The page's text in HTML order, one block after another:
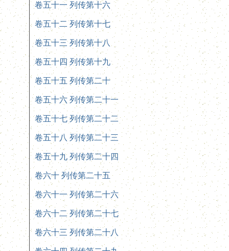
卷五十一 列传第十六
卷五十二 列传第十七
卷五十三 列传第十八
卷五十四 列传第十九
卷五十五 列传第二十
卷五十六 列传第二十一
卷五十七 列传第二十二
卷五十八 列传第二十三
卷五十九 列传第二十四
卷六十 列传第二十五
卷六十一 列传第二十六
卷六十二 列传第二十七
卷六十三 列传第二十八